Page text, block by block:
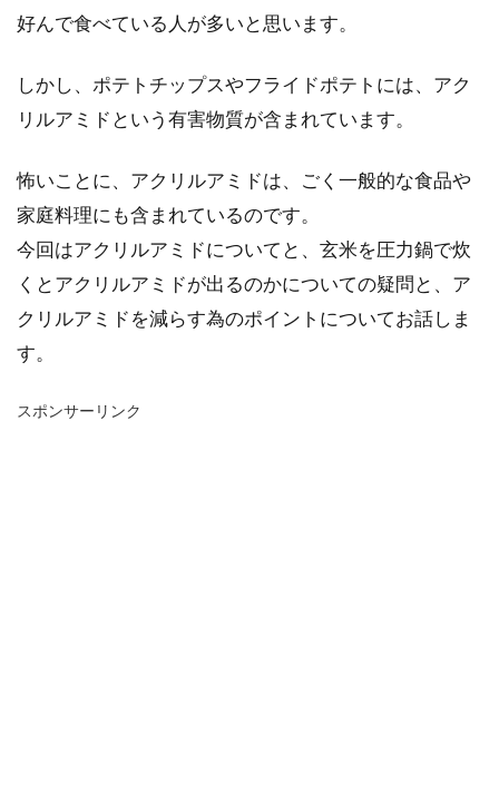
好んで食べている人が多いと思います。
しかし、ポテトチップスやフライドポテトには、アク
リルアミドという有害物質が含まれています。
怖いことに、アクリルアミドは、ごく一般的な食品や
家庭料理にも含まれているのです。
今回はアクリルアミドについてと、玄米を圧力鍋で炊
くとアクリルアミドが出るのかについての疑問と、ア
クリルアミドを減らす為のポイントについてお話しま
す。
スポンサーリンク